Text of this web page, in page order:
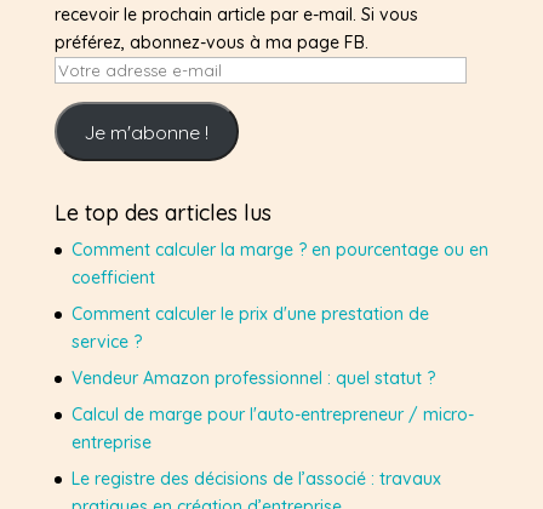
recevoir le prochain article par e-mail. Si vous
préférez, abonnez-vous à ma page FB.
Votre
adresse
e-
mail
Je m'abonne !
Le top des articles lus
Comment calculer la marge ? en pourcentage ou en
coefficient
Comment calculer le prix d'une prestation de
service ?
Vendeur Amazon professionnel : quel statut ?
Calcul de marge pour l'auto-entrepreneur / micro-
entreprise
Le registre des décisions de l’associé : travaux